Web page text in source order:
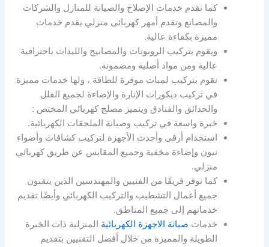
كما نقدم خدمات الإصلاح والصيانة للمنازل والشركات
والمصانع ونقدم أمهر كهربائى منزلي يقدم خدمات
مميزة بكفاءة عالية.
ويقوم بتركيب الروبوتات والمصابيح والليدات باحترافية
عالية ومن مواد أصلية ومضمونة.
نقوم بتركيب لمبات موفرة للطاقة ، ولها خدمات مميزة
في تركيب ديكورات الإنارة والإضاءة لجميع الفلل
والحدائق والفنادق ويتميز مصلح كهربائي المختص :
خبرة واسعة في تركيب وصيانة الملحقات الكهربائية.
استخدام أرقى وأحدث الأجهزة لتركيب كشافات وأضواء
نيون وإضاءة مخفية وجميع المقابس عن طريق كهربائي
منزلي.
كما نوفر فريقًا من الفنيين والمهندسين الذين يتقنون
جميع أعمال التشطيب والتركيب الكهربائي وأيضًا تقديم
خدماتهم إلى جميع المناطق.
خدمات صيانة الاجهزة الكهربائية المنزلية ذات الخبرة
الطويلة والمميزة من خلال أفضل التقنيين بتقديم